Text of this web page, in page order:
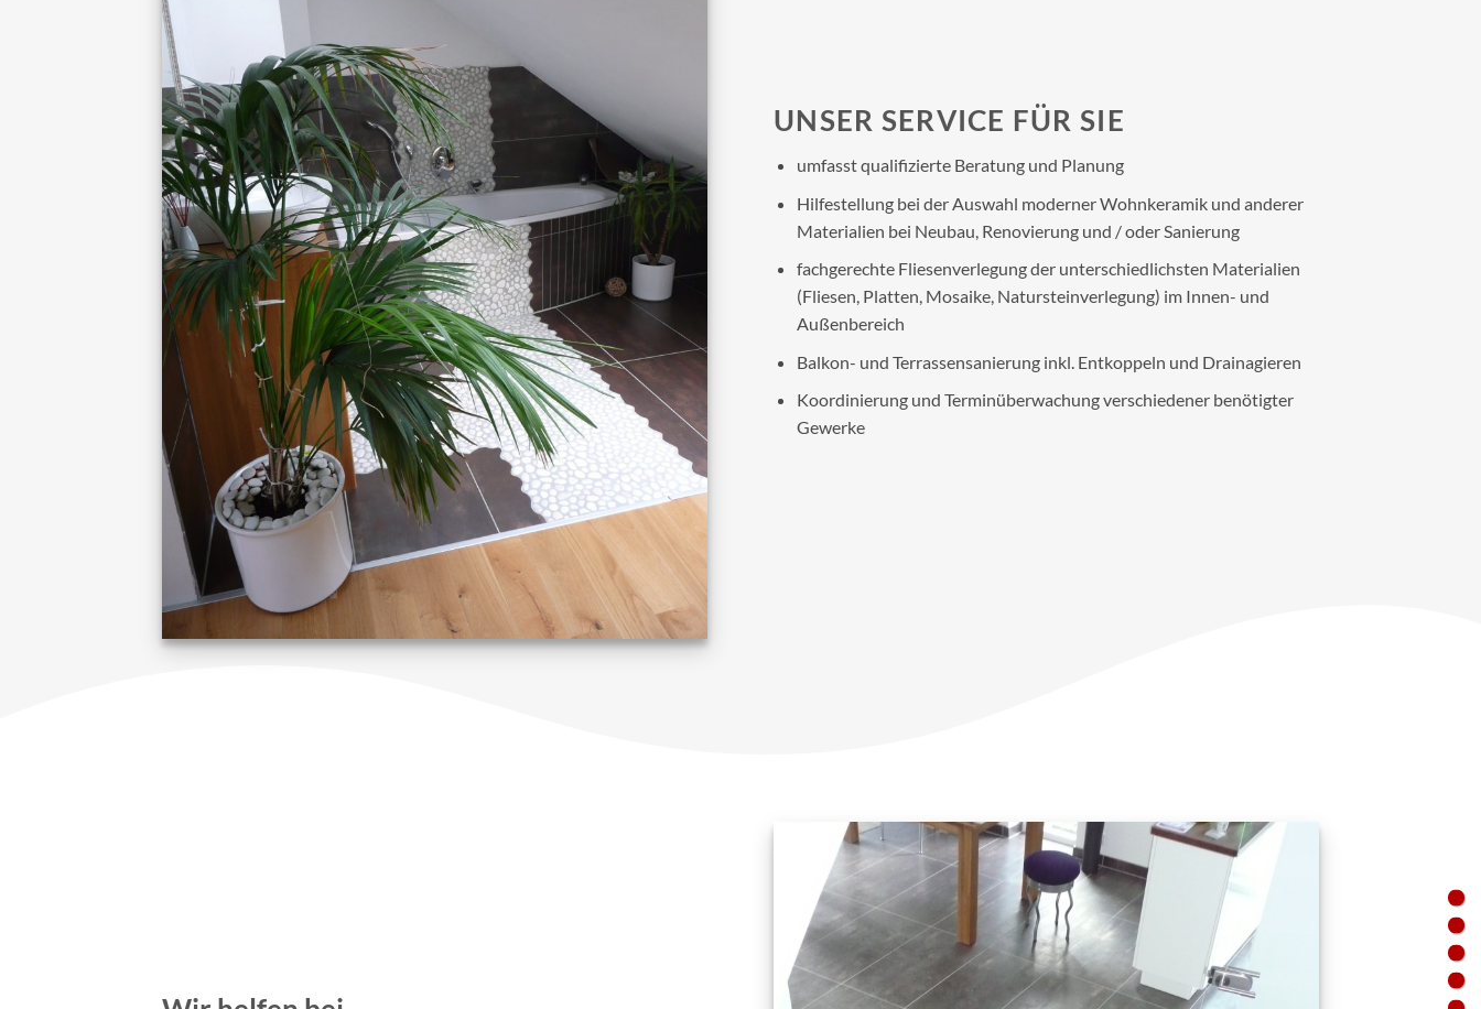
UNSER SERVICE FÜR SIE
umfasst qualifizierte Beratung und Planung
Hilfestellung bei der Auswahl moderner Wohnkeramik und anderer
Materialien bei Neubau, Renovierung und / oder Sanierung
fachgerechte Fliesenverlegung der unterschiedlichsten Materialien
(Fliesen, Platten, Mosaike, Natursteinverlegung) im Innen- und
Außenbereich
Balkon- und Terrassensanierung inkl. Entkoppeln und Drainagieren
Koordinierung und Terminüberwachung verschiedener benötigter
Gewerke